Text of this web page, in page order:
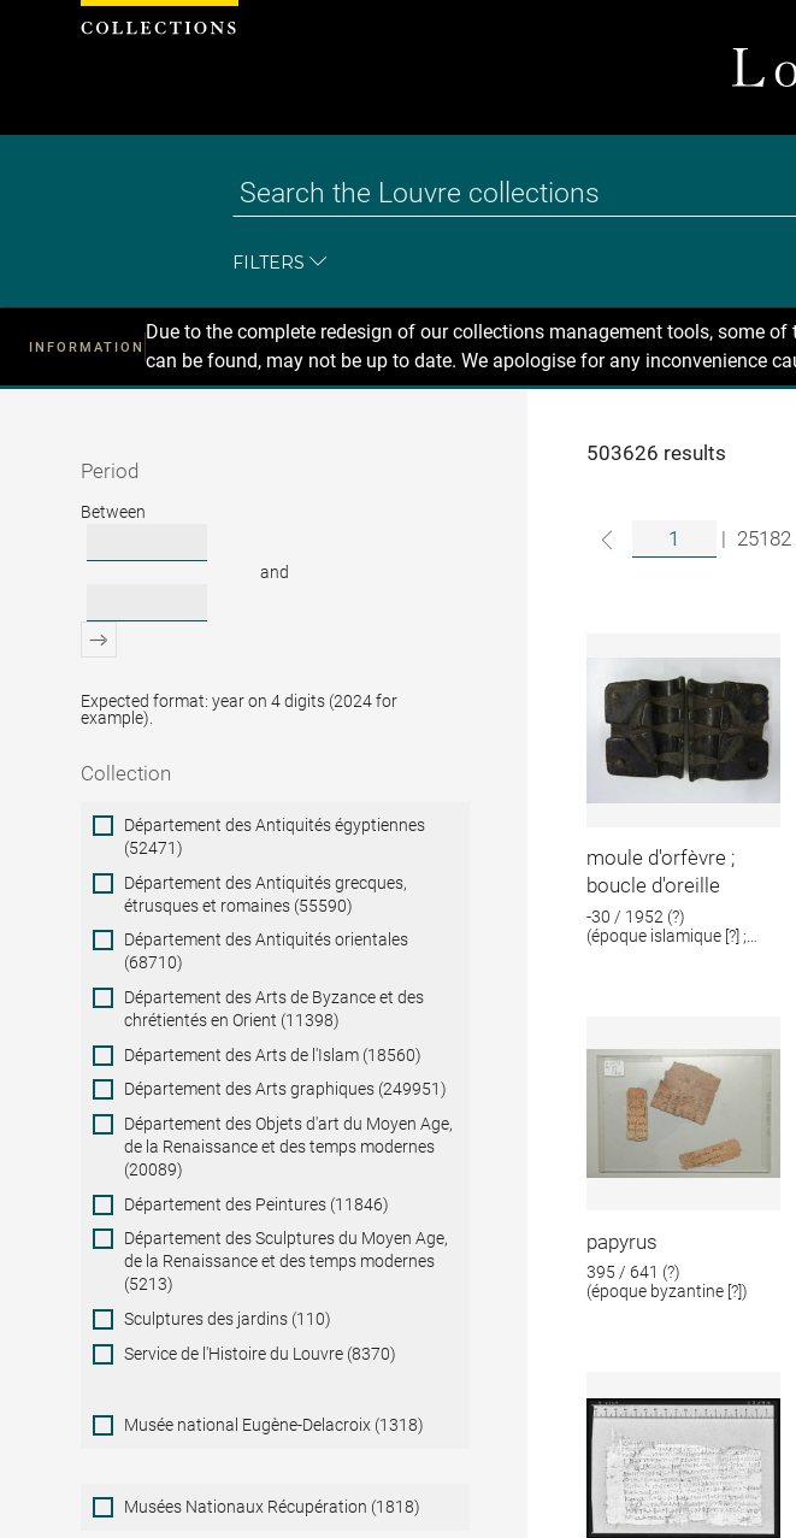
FILTERS
INFORMATION
Due to the complete redesign of our collections management tools, some
can be found, may not be up to date. We apologise for any inconvenience
Recherche
Period
Period
Between
and
Expected format: year on 4 digits (2024 for
example).
Collection
Collection
Département des Antiquités égyptiennes
(52471)
Département des Antiquités grecques,
étrusques et romaines (55590)
Département des Antiquités orientales
(68710)
Département des Arts de Byzance et des
chrétientés en Orient (11398)
Département des Arts de l'Islam (18560)
Département des Arts graphiques (249951)
Département des Objets d'art du Moyen Age,
de la Renaissance et des temps modernes
(20089)
Département des Peintures (11846)
Département des Sculptures du Moyen Age,
de la Renaissance et des temps modernes
(5213)
Sculptures des jardins (110)
Service de l'Histoire du Louvre (8370)
Musée national Eugène-Delacroix (1318)
Musées
Nationaux
Musées Nationaux Récupération (1818)
503626 results
| 25182
moule d'orfèvre ;
boucle d'oreille
-30 / 1952 (?)
(époque islamique [?] ;
papyrus
395 / 641 (?)
(époque byzantine [?])
Cookies management panel